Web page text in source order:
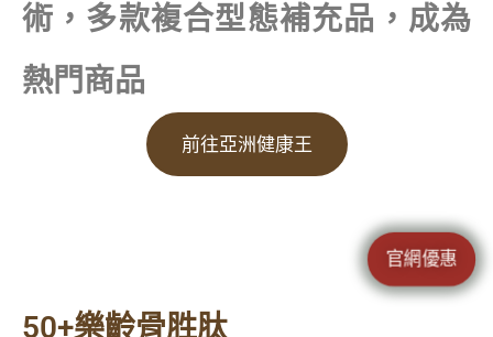
術，多款複合型態補充品，成為
熱門商品​
前往亞洲健康王
50+樂齡骨胜肽
官網優惠